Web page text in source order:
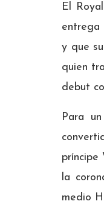
El
entrega
y que
quien
debut
Para
príncipe
la
medio